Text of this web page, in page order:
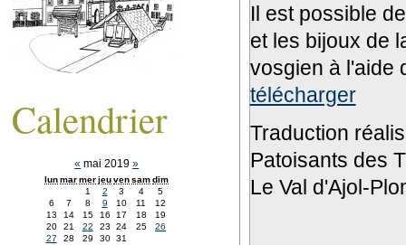
Il est possible
et les bijoux de
vosgien à l'aide
télécharger
Traduction
Patoisants des
Le Val d'Ajol-
Calendrier
« mai 2019»
lunmarmerjeuvensamdim
1
2 3 4
5
6
7 8 9 10 11
12
13
14 15 16 17 18
19
20
21 22 23 24 25
26
27
28 29 30 31